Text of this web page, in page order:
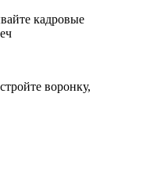
кадровые
воронку,